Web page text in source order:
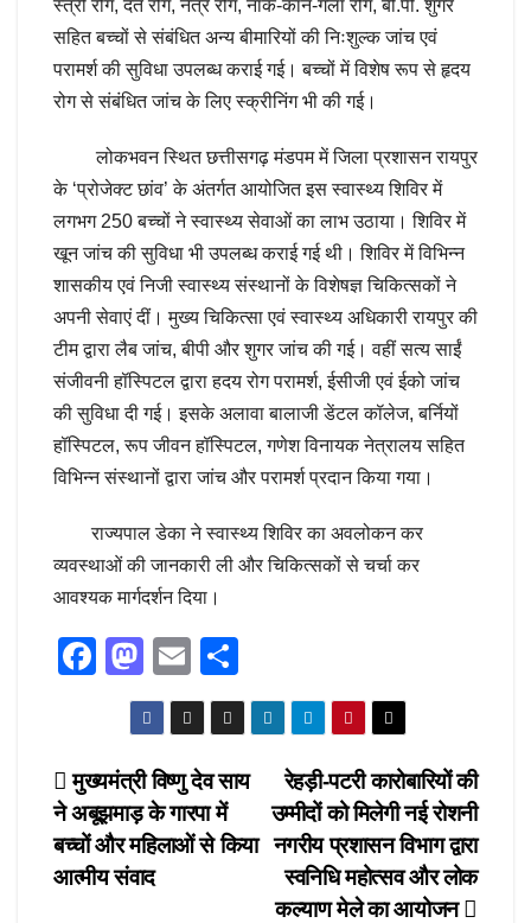
स्त्री रोग, दंत रोग, नेत्र रोग, नाक-कान-गला रोग, बी.पी. शुगर
सहित बच्चों से संबंधित अन्य बीमारियों की निःशुल्क जांच एवं
परामर्श की सुविधा उपलब्ध कराई गई। बच्चों में विशेष रूप से हृदय
रोग से संबंधित जांच के लिए स्क्रीनिंग भी की गई।
लोकभवन स्थित छत्तीसगढ़ मंडपम में जिला प्रशासन रायपुर
के ‘प्रोजेक्ट छांव’ के अंतर्गत आयोजित इस स्वास्थ्य शिविर में
लगभग 250 बच्चों ने स्वास्थ्य सेवाओं का लाभ उठाया। शिविर में
खून जांच की सुविधा भी उपलब्ध कराई गई थी। शिविर में विभिन्न
शासकीय एवं निजी स्वास्थ्य संस्थानों के विशेषज्ञ चिकित्सकों ने
अपनी सेवाएं दीं। मुख्य चिकित्सा एवं स्वास्थ्य अधिकारी रायपुर की
टीम द्वारा लैब जांच, बीपी और शुगर जांच की गई। वहीं सत्य साईं
संजीवनी हॉस्पिटल द्वारा हदय रोग परामर्श, ईसीजी एवं ईको जांच
की सुविधा दी गई। इसके अलावा बालाजी डेंटल कॉलेज, बर्नियों
हॉस्पिटल, रूप जीवन हॉस्पिटल, गणेश विनायक नेत्रालय सहित
विभिन्न संस्थानों द्वारा जांच और परामर्श प्रदान किया गया।
राज्यपाल डेका ने स्वास्थ्य शिविर का अवलोकन कर
व्यवस्थाओं की जानकारी ली और चिकित्सकों से चर्चा कर
आवश्यक मार्गदर्शन दिया।
F
e
b
o
o
M
a
st
o
d
o
n
E
m
ail
h
ar
e
Post
navigation
रेहड़ी-पटरी कारोबारियों की
उम्मीदों को मिलेगी नई रोशनी
नगरीय प्रशासन विभाग द्वारा
स्वनिधि महोत्सव और लोक
कल्याण मेले का आयोजन
मुख्यमंत्री विष्णु देव साय
ने अबूझमाड़ के गारपा में
बच्चों और महिलाओं से किया
आत्मीय संवाद